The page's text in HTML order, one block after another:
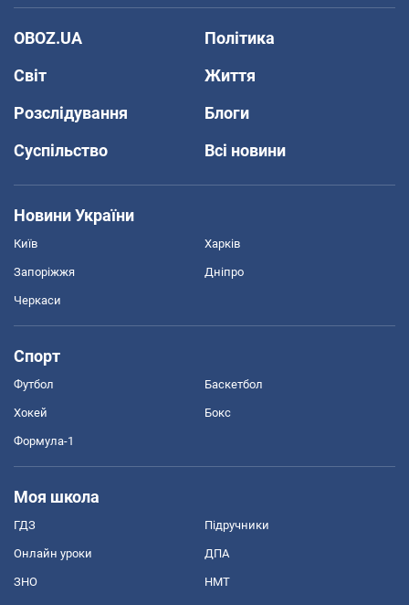
OBOZ.UA
Політика
Світ
Життя
Розслідування
Блоги
Суспільство
Всі новини
Новини України
Київ Харків
Запоріжжя Дніпро
Черкаси
Спорт
Футбол Баскетбол
Хокей Бокс
Формула-1
Моя школа
ГДЗ Підручники
Онлайн уроки ДПА
ЗНО НМТ